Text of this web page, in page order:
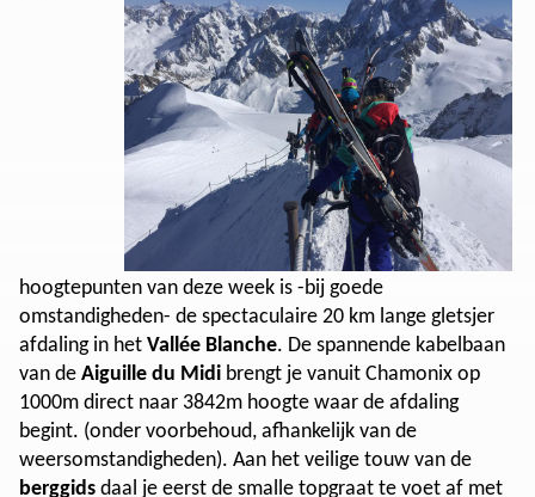
hoogtepunten van deze week is -bij goede
omstandigheden- de spectaculaire 20 km lange gletsjer
afdaling in het Vallée Blanche. De spannende kabelbaan
van de Aiguille du Midi brengt je vanuit Chamonix op
1000m direct naar 3842m hoogte waar de afdaling
begint. (onder voorbehoud, afhankelijk van de
weersomstandigheden). Aan het veilige touw van de
berggids daal je eerst de smalle topgraat te voet af met